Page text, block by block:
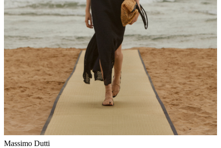
Massimo Dutti